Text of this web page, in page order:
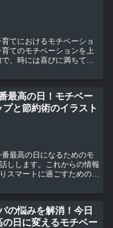
てにおけるモチベーショ
てのモチベーションを上
、時には喜びに満ちてい
最高の日！モチベー
プと節約術のイラスト
最高の日になるためのモ
しします。これからの情報
スマートに過ごすためのも
の悩みを解消！今日
の日に変えるモチベー